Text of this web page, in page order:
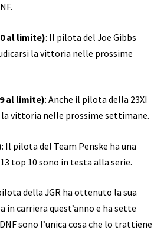
al limite): Il pilota del Joe Gibbs
la vittoria nelle prossime
al limite): Anche il pilota della 23XI
la vittoria nelle prossime settimane.
: Il pilota del Team Penske ha una
top 10 sono in testa alla serie.
della JGR ha ottenuto la sua
in carriera quest’anno e ha sette
sono l’unica cosa che lo trattiene